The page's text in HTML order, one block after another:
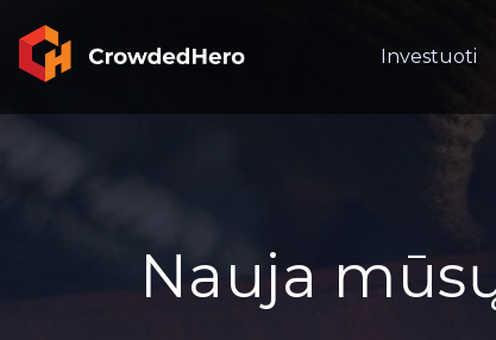
Investuoti
Nauja